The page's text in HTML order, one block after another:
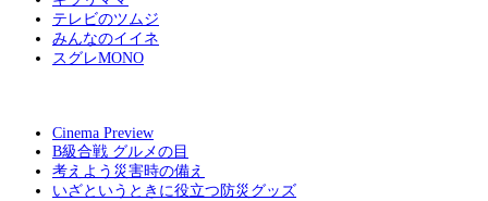
テレビのツムジ
みんなのイイネ
スグレMONO
Cinema Preview
B級合戦 グルメの目
考えよう災害時の備え
いざというときに役立つ防災グッズ